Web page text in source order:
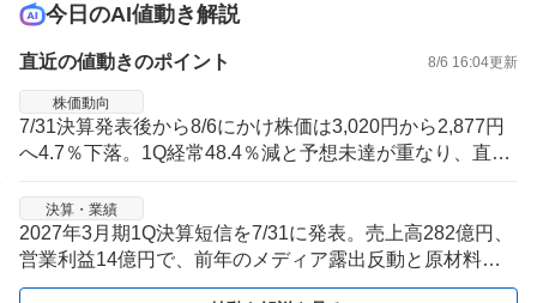
今日のAI値動き解説
直近の値動きのポイント 8/6 16:04更新
株価動向
7/31決算発表後から8/6にかけ株価は3,020円から2,877円
へ4.7％下落。1Q経常48.4％減と予想未達が重なり、直近
決算・業績
2027年3月期1Q決算短信を7/31に発表。売上高282億円、
営業利益14億円で、前年のメディア露出反動と原材料
費・人件費上昇が収益を圧迫。